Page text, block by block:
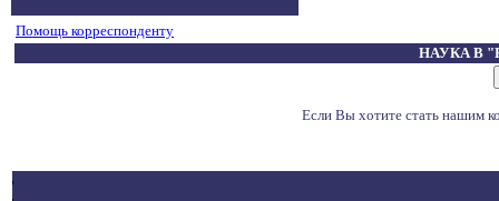
Помощь корреспонденту
НАУКА В
Если Вы хотите стать нашим